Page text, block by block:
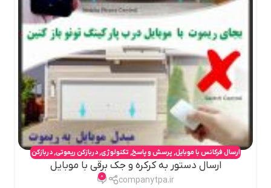
ارسال فرکانس با موبایل, پرسش و پاسخ, تکنولوژی,دربازکن ریموتی,دربازکن
کارتی,دربازکن موبایلی, مبدل موبایل به ریموت
ارسال دستور به کرکره و جک برقی با موبایل
companytpa.ir
0